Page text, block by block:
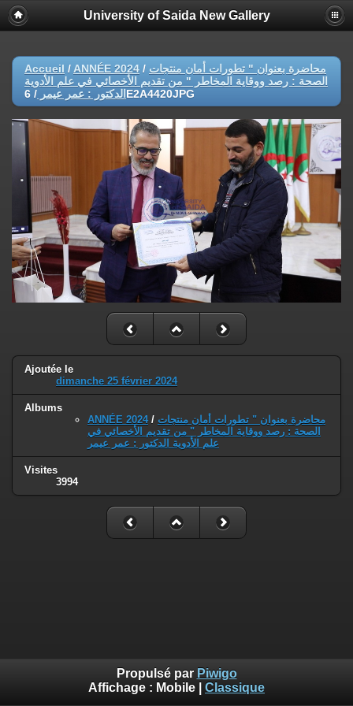
University of Saida New Gallery
Accueil / ANNÉE 2024 / محاضرة بعنوان " تطورات أمان منتجات
الصحة : رصد ووقاية المخاطر " من تقديم الأخصائي في علم الأدوية
الدكتور : عمر عيمر / 6E2A4420JPG
Ajoutée le
dimanche 25 février 2024
Albums
ANNÉE 2024/ محاضرة بعنوان " تطورات أمان منتجات
الصحة : رصد ووقاية المخاطر " من تقديم الأخصائي في
علم الأدوية الدكتور : عمر عيمر
Visites
3994
Propulsé par Piwigo
Affichage : Mobile Classique